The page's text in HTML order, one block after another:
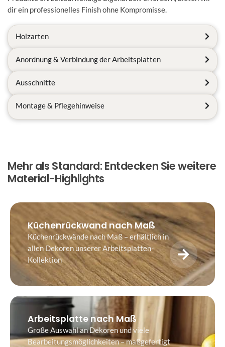
dir ein professionelles Finish ohne Kompromisse.
Holzarten
Anordnung & Verbindung der Arbeitsplatten
Ausschnitte
Montage & Pflegehinweise
Mehr als Standard: Entdecken Sie weitere
Material-Highlights
Küchenrückwand nach Maß
Küchenrückwände nach Maß – erhältlich in
allen Dekoren unserer Arbeitsplatten-
Kollektion
Arbeitsplatte nach Maß
Große Auswahl an Dekoren und viele
Bearbeitungsmöglichkeiten – maßgefertigt